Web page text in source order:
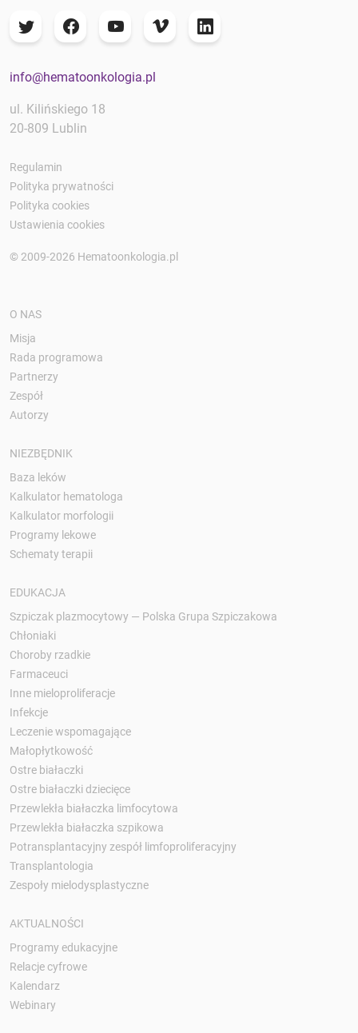
info@hematoonkologia.pl
ul. Kilińskiego 18
20-809 Lublin
Regulamin
Polityka prywatności
Polityka cookies
Ustawienia cookies
© 2009-2026 Hematoonkologia.pl
O NAS
Misja
Rada programowa
Partnerzy
Zespół
Autorzy
NIEZBĘDNIK
Baza leków
Kalkulator hematologa
Kalkulator morfologii
Programy lekowe
Schematy terapii
EDUKACJA
Szpiczak plazmocytowy — Polska Grupa Szpiczakowa
Chłoniaki
Choroby rzadkie
Farmaceuci
Inne mieloproliferacje
Infekcje
Leczenie wspomagające
Małopłytkowość
Ostre białaczki
Ostre białaczki dziecięce
Przewlekła białaczka limfocytowa
Przewlekła białaczka szpikowa
Potransplantacyjny zespół limfoproliferacyjny
Transplantologia
Zespoły mielodysplastyczne
AKTUALNOŚCI
Programy edukacyjne
Relacje cyfrowe
Kalendarz
Webinary